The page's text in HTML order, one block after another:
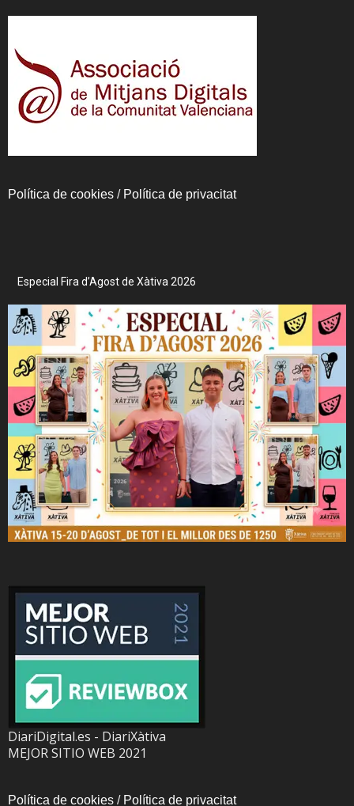
Política de cookies / Política de privacitat
Especial Fira d’Agost de Xàtiva 2026
DiariDigital.es - DiariXàtiva
MEJOR SITIO WEB 2021
Política de cookies / Política de privacitat